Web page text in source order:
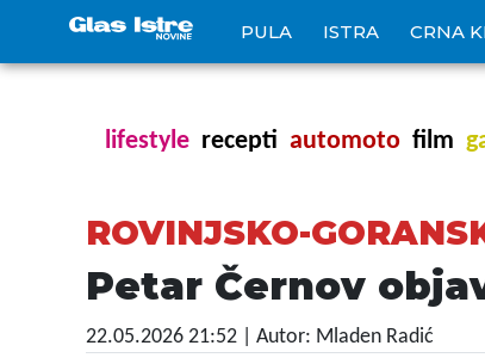
PULA ISTRA CRNA
lifestyle recepti automoto film
ROVINJSKO-
Petar Černov
22.05.2026 21:52 | Autor: Mladen Radić